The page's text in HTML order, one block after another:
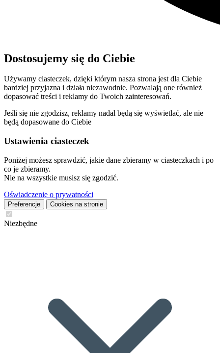
Dostosujemy się do Ciebie
Używamy ciasteczek, dzięki którym nasza strona jest dla Ciebie
bardziej przyjazna i działa niezawodnie. Pozwalają one również
dopasować treści i reklamy do Twoich zainteresowań.
Jeśli się nie zgodzisz, reklamy nadal będą się wyświetlać, ale nie
będą dopasowane do Ciebie
Ustawienia ciasteczek
Poniżej możesz sprawdzić, jakie dane zbieramy w ciasteczkach i po
co je zbieramy.
Nie na wszystkie musisz się zgodzić.
Oświadczenie o prywatności
Preferencje Cookies na stronie
Niezbędne